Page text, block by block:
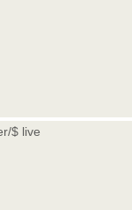
$ live